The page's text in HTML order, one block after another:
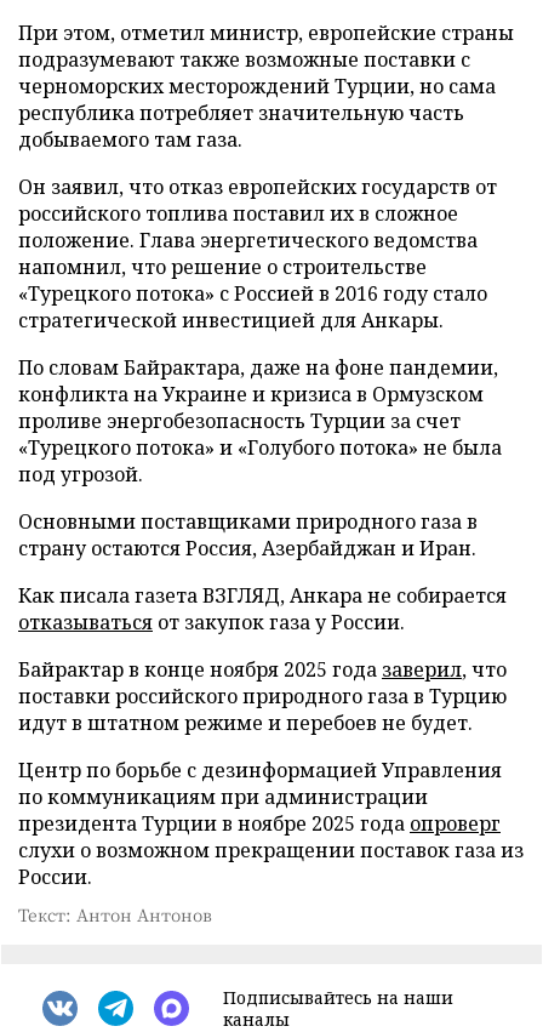
При этом, отметил министр, европейские страны
подразумевают также возможные поставки с
черноморских месторождений Турции, но сама
республика потребляет значительную часть
добываемого там газа.
Он заявил, что отказ европейских государств от
российского топлива поставил их в сложное
положение. Глава энергетического ведомства
напомнил, что решение о строительстве
«Турецкого потока» с Россией в 2016 году стало
стратегической инвестицией для Анкары.
По словам Байрактара, даже на фоне пандемии,
конфликта на Украине и кризиса в Ормузском
проливе энергобезопасность Турции за счет
«Турецкого потока» и «Голубого потока» не была
под угрозой.
Основными поставщиками природного газа в
страну остаются Россия, Азербайджан и Иран.
Как писала газета ВЗГЛЯД, Анкара не собирается
отказываться от закупок газа у России.
Байрактар в конце ноября 2025 года заверил, что
поставки российского природного газа в Турцию
идут в штатном режиме и перебоев не будет.
Центр по борьбе с дезинформацией Управления
по коммуникациям при администрации
президента Турции в ноябре 2025 года опроверг
слухи о возможном прекращении поставок газа из
России.
Текст: Антон Антонов
Подписывайтесь на наши
каналы